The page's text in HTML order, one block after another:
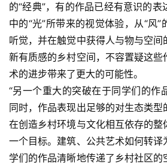
首
页
艺
坛
快
讯
的“经典”，有的作品已经有意识的
中的“光”所带来的视觉体验，从“风
听觉，并在触觉中获得人与物与空间
新有质感的乡村空间，不容置疑这些
术的进步带来了更大的可能性。
“另一个重大的突破在于同学们的作
同时，作品表现出足够的对生态类型
在创造乡村环境与文化相互依存的
一个目标。建筑、公共艺术如何转译
学们的作品清晰地传递了乡村社区